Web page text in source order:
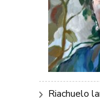
Riachuelo